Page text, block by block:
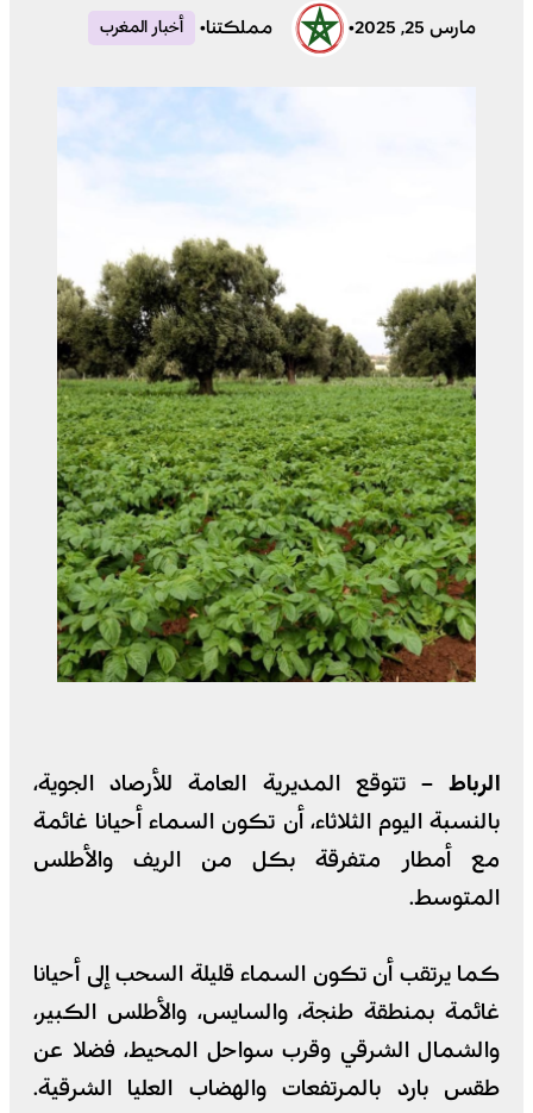
مارس 25, 2025 • مملكتنا• أخبار المغرب
الرباط – تتوقع المديرية العامة للأرصاد الجوية،
بالنسبة اليوم الثلاثاء، أن تكون السماء أحيانا غائمة
مع أمطار متفرقة بكل من الريف والأطلس
المتوسط.
كما يرتقب أن تكون السماء قليلة السحب إلى أحيانا
غائمة بمنطقة طنجة، والسايس، والأطلس الكبير،
والشمال الشرقي وقرب سواحل المحيط، فضلا عن
طقس بارد بالمرتفعات والهضاب العليا الشرقية.